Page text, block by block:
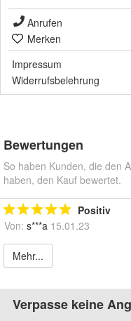
Anrufen
Merken
Impressum
Widerrufsbelehrung
Bewertungen
So haben Kunden, die den
haben, den Kauf bewertet.
Positiv
Von: s***a 15.01.23
Mehr...
Verpasse keine